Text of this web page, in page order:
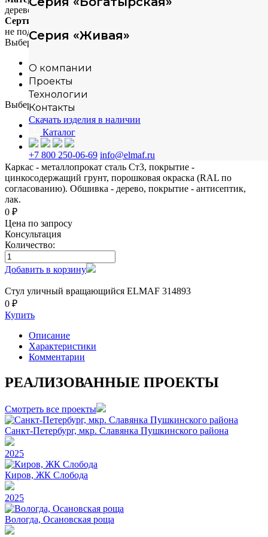
Серия «Живая»
О компании
Проекты
Технологии
Контакты
Скачать изделия в наличии
Каталог
+7 800 250-06-69 info@elmaf.ru
дерево+металл
Сертификация
не подлежит сертификации
Выберите материал
сосна
лиственница
-
Выберите способ монтажа
на бетонную плиту
в грунт
-
Каркас - металлопрокат сталь Ст3, покрытие -
цинкосодержащий грунт, порошковая окраска (RAL по
согласованию). Обшивка - дерево, покрытие - антисептик,
лак.
0 ₽
Цена по запросу
Консультация
Количество:
Добавить в корзину
Стул уличный вращающийся ELMAF 314893
0 ₽
Купить
Описание
Характеристики
Комментарии
РЕАЛИЗОВАННЫЕ ПРОЕКТЫ
Смотреть все проекты
Санкт-Петербург, мкр. Славянка Пушкинского района
2025
Киров, ЖК Слобода
2025
Вологда, Осановская роща